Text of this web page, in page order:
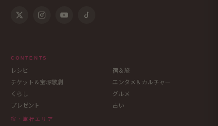
CONTENTS
レシピ
宿＆旅
チケット＆宝塚歌劇
エンタメ＆カルチャー
くらし
グルメ
プレゼント
占い
宿・旅行エリア